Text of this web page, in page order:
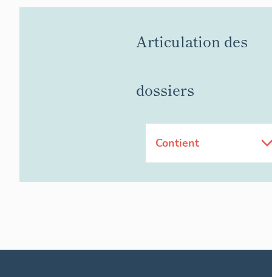
Articulation des
dossiers
Contient